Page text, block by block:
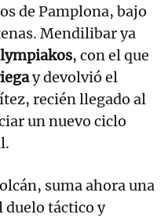
de Pamplona, bajo
Mendilibar ya
, con el que
y devolvió el
recién llegado al
un nuevo ciclo
suma ahora una
duelo táctico y